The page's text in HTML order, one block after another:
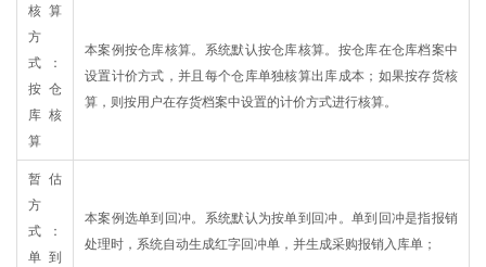
核算
方
式：
按仓
库核
算
本案例按仓库核算。系统默认按仓库核算。按仓库在仓库档案中
设置计价方式，并且每个仓库单独核算出库成本；如果按存货核
算，则按用户在存货档案中设置的计价方式进行核算。
暂估
方
式：
单到
本案例选单到回冲。系统默认为按单到回冲。单到回冲是指报销
处理时，系统自动生成红字回冲单，并生成采购报销入库单；